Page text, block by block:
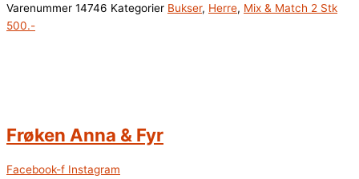
Varenummer 14746 Kategorier Bukser, Herre, Mix & Match 2 Stk
500.-
Frøken Anna & Fyr
Facebook-f Instagram